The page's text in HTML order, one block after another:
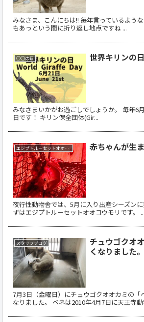
みなさま、こんにちは!! 毎年言っているよう
もあっという間に折り返し地点ですね ...
○○の日 世界キリンの日
みなさまいかがお過ごしでしょうか。 毎年6
日です！ キリン保全団体(Gir...
エジプトルーセットオオコウモリ 赤ちゃんが生
夜行性動物舎では、5月に入り出産シーズン
ずはエジプトルーセットオオコウモリです。 ...
スタッフブログ
チュウゴクオ
くなりました。
7月3日（金曜日）にチュウゴクオオカミの「
なりました。 ベネは2010年4月7日に天王寺動